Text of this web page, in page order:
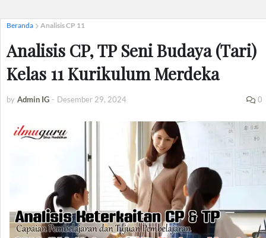
Beranda Analisis CP 11
Analisis CP, TP Seni Budaya (Tari)
Kelas 11 Kurikulum Merdeka
by Admin IG - Desember 29, 2024 0